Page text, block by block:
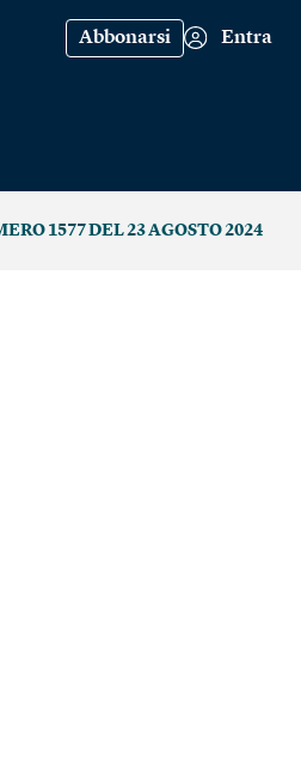
Abbonarsi Entra
1577 DEL 23 AGOSTO 2024